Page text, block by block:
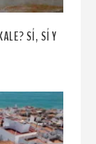
SÍ, SÍ Y